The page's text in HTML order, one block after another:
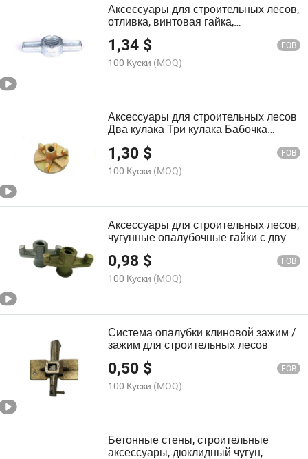
Аксессуары для строительных лесов,
отливка, винтовая гайка,
регулируемая винтовая опора
1,34 $ FOB
100 Куски (MOQ)
Аксессуары для строительных лесов
Два кулака Три кулака Бабочка
гайка
1,30 $ FOB
100 Куски (MOQ)
Аксессуары для строительных лесов,
чугунные опалубочные гайки с двумя
крыльями
0,98 $ FOB
100 Куски (MOQ)
Система опалубки клиновой зажим /
зажим для строительных лесов
0,50 $ FOB
100 Куски (MOQ)
Бетонные стены, строительные
аксессуары, дюклидный чугун,